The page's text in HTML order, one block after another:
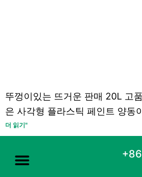
뚜껑이있는 뜨거운 판매 20L 고
은 사각형 플라스틱 페인트 양동
더 읽기"